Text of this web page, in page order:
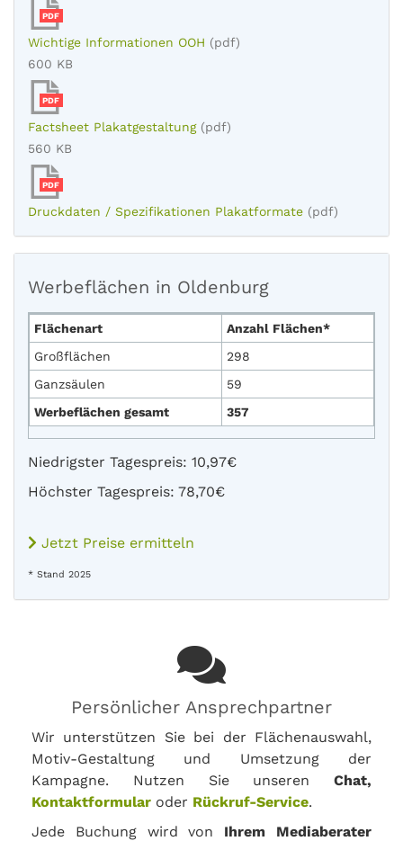
PDF
Wichtige Informationen OOH (pdf)
600 KB
PDF
Factsheet Plakatgestaltung (pdf)
560 KB
PDF
Druckdaten / Spezifikationen Plakatformate (pdf)
Werbeflächen in Oldenburg
Flächenart
Anzahl Flächen*
Großflächen
298
Ganzsäulen
59
Werbeflächen gesamt
357
Niedrigster Tagespreis: 10,97€
Höchster Tagespreis: 78,70€
Jetzt Preise ermitteln
* Stand 2025
Persönlicher Ansprechpartner
Wir unterstützen Sie bei der Flächenauswahl,
Motiv-Gestaltung und Umsetzung der
Kampagne. Nutzen Sie unseren Chat,
Kontaktformular oder Rückruf-Service.
Jede Buchung wird von Ihrem Mediaberater